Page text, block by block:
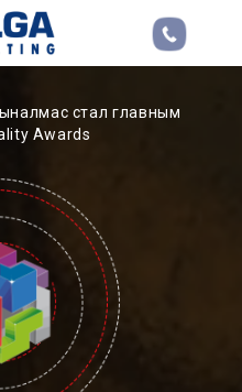
стал главным
Awards